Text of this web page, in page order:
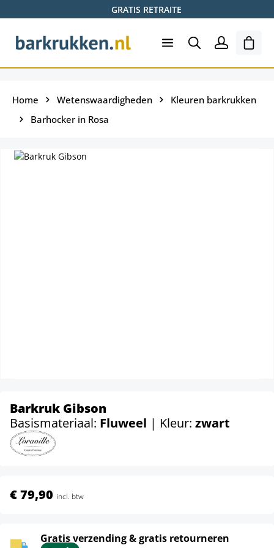
GRATIS RETRAITE
Home Wetenswaardigheden
Kleuren barkrukken
Barhocker in Rosa
Barkruk Gibson
Basismateriaal: Fluweel | Kleur: zwart
€ 79,90 incl. btw
Gratis verzending & gratis retourneren